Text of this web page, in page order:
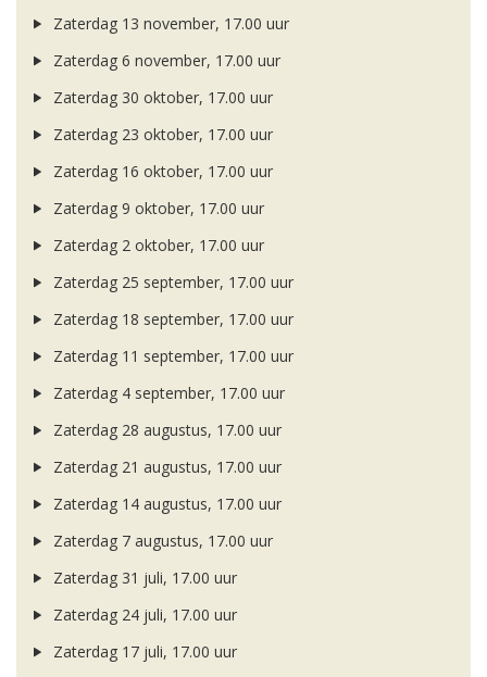
Zaterdag 13 november, 17.00 uur
Zaterdag 6 november, 17.00 uur
Zaterdag 30 oktober, 17.00 uur
Zaterdag 23 oktober, 17.00 uur
Zaterdag 16 oktober, 17.00 uur
Zaterdag 9 oktober, 17.00 uur
Zaterdag 2 oktober, 17.00 uur
Zaterdag 25 september, 17.00 uur
Zaterdag 18 september, 17.00 uur
Zaterdag 11 september, 17.00 uur
Zaterdag 4 september, 17.00 uur
Zaterdag 28 augustus, 17.00 uur
Zaterdag 21 augustus, 17.00 uur
Zaterdag 14 augustus, 17.00 uur
Zaterdag 7 augustus, 17.00 uur
Zaterdag 31 juli, 17.00 uur
Zaterdag 24 juli, 17.00 uur
Zaterdag 17 juli, 17.00 uur